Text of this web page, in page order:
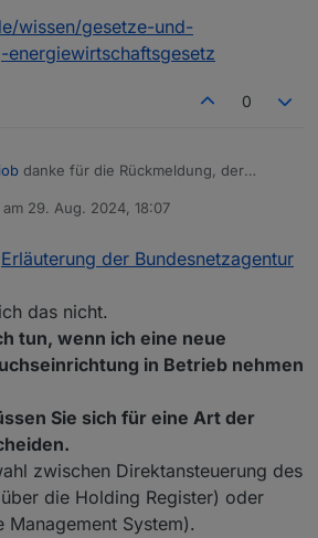
wissen/gesetze-und-
0
danke für die Rückmeldung, der
Im PV-Forum war ich, dort gibt es nur
Info zu deren Wallbox, aber auch die
nicht wirklich ein. Da die Steuerung
gefordert wird, möchte ich gerne
Wechselrichter/Speichersystem
die Anlage von
genommen wurde, müssten die
dort (theoretisch 😉) umgesetzt sein.
für die Steuerbarkeit eine kleine
ist hier recht gut beschrieben.
de/wissen/gesetze-und-
enwg-energiewirtschaftsgesetz
29. Aug. 2024, 18:07
von
Erläuterung der Bundesnetzagentur
das nicht.
tun, wenn ich eine neue
in Betrieb nehmen
Sie sich für eine Art der
zwischen Direktansteuerung des
die Holding Register) oder
Management System).